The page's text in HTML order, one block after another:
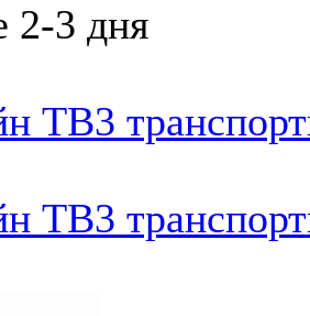
2-3 дня
ТВ3
ТВ3